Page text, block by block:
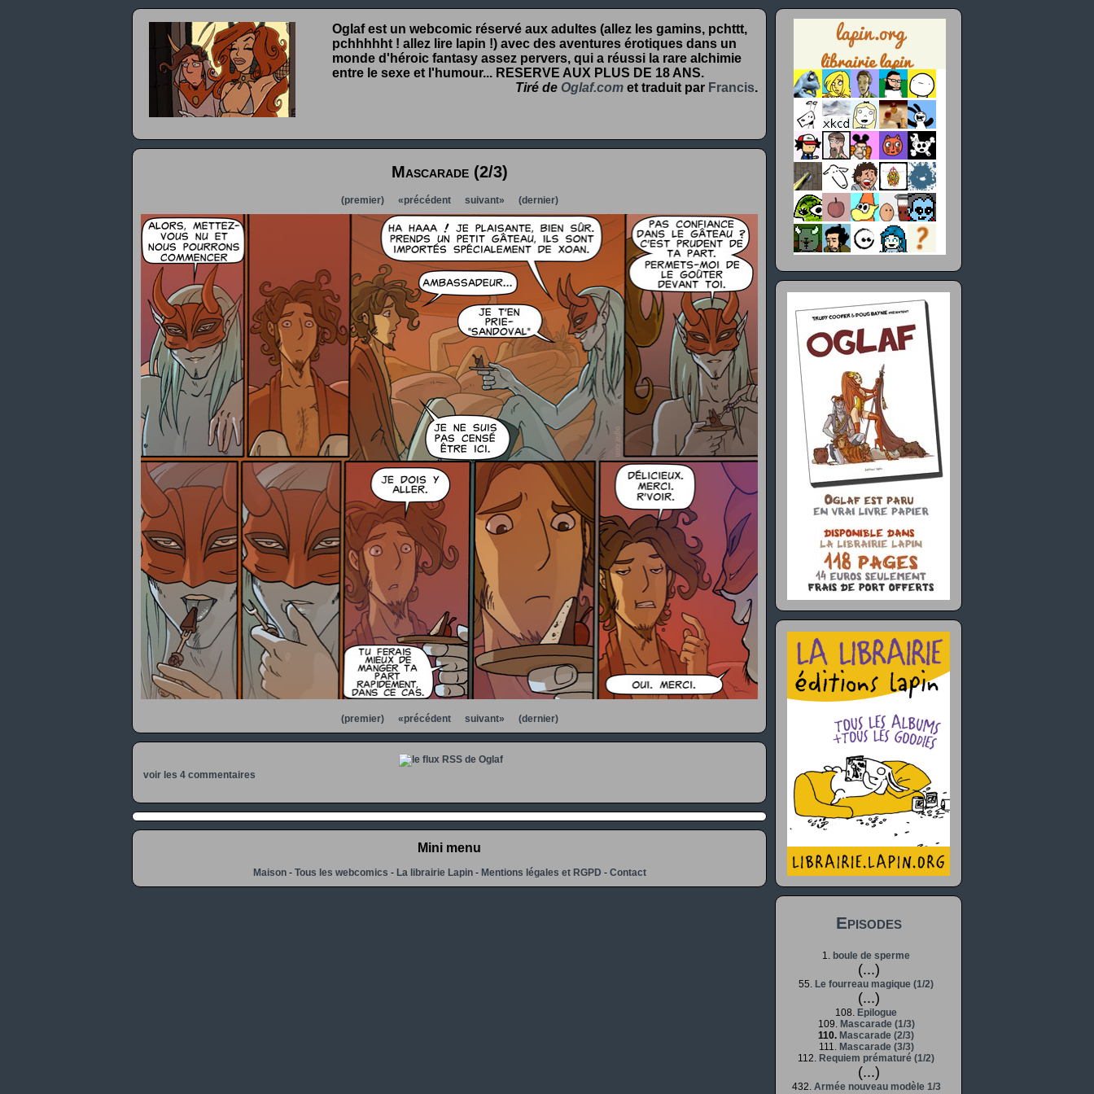
Oglaf est un webcomic réservé aux adultes (allez les gamins, pchttt,
pchhhhht ! allez lire lapin !) avec des aventures érotiques dans un
monde d'héroic fantasy assez pervers, qui a réussi la rare alchimie
entre le sexe et l'humour... RESERVE AUX PLUS DE 18 ANS.
Tiré de Oglaf.com et traduit par Francis.
Mascarade (2/3)
(premier) «précédent suivant» (dernier)
(premier) «précédent suivant» (dernier)
voir les 4 commentaires
Mini menu
Maison- Tous les webcomics - La librairie Lapin- Mentions légales et RGPD - Contact
Episodes
1. boule de sperme
(...)
55. Le fourreau magique (1/2)
(...)
108. Epilogue
109. Mascarade (1/3)
110. Mascarade (2/3)
111. Mascarade (3/3)
112. Requiem prématuré (1/2)
(...)
432. Armée nouveau modèle 1/3